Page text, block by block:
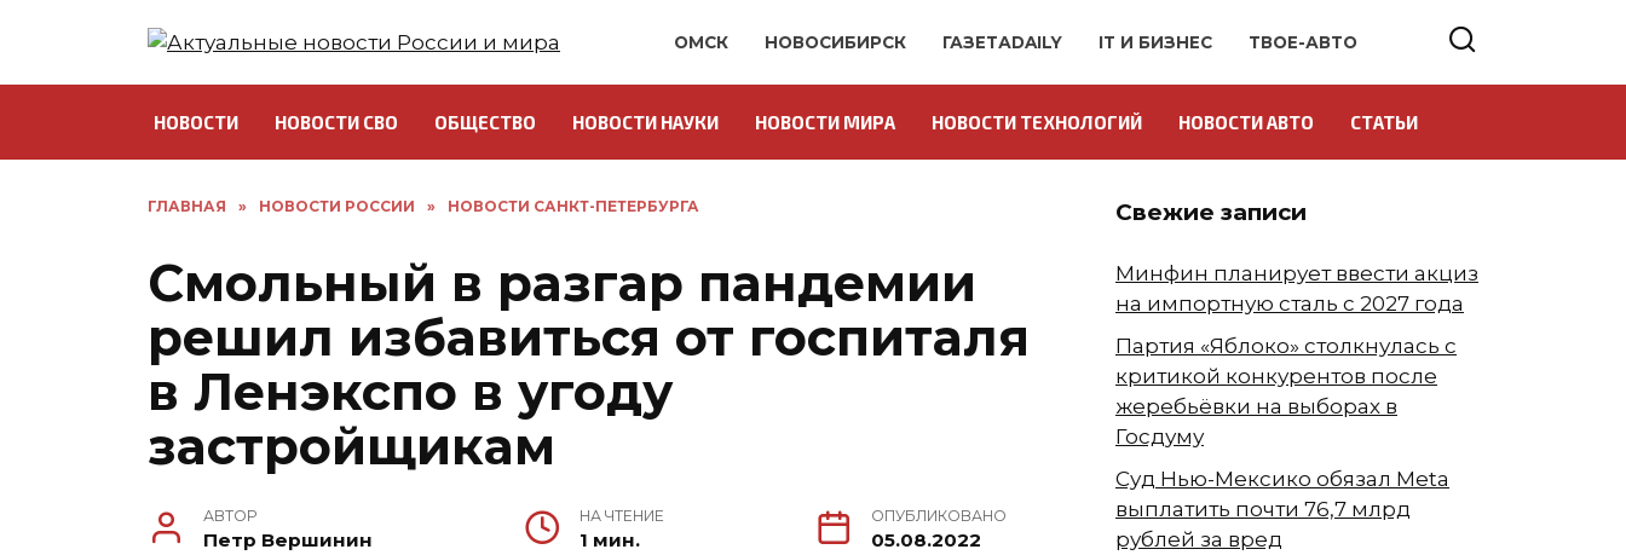
ОМСК НОВОСИБИРСК ГАЗЕТАDAILY IT И БИЗНЕС ТВОЕ-АВТО
НОВОСТИ НОВОСТИ СВО ОБЩЕСТВО НОВОСТИ НАУКИ НОВОСТИ МИРА НОВОСТИ ТЕХНОЛОГИЙ НОВОСТИ АВТО СТАТЬИ
ГЛАВНАЯ » НОВОСТИ РОССИИ » НОВОСТИ САНКТ-ПЕТЕРБУРГА
Смольный в разгар пандемии
решил избавиться от госпиталя
в Ленэкспо в угоду
застройщикам
АВТОР
Петр Вершинин
НА ЧТЕНИЕ
1 мин.
ОПУБЛИКОВАНО
05.08.2022
Свежие записи
Минфин планирует ввести акциз
на импортную сталь с 2027 года
Партия «Яблоко» столкнулась с
критикой конкурентов после
жеребьёвки на выборах в
Госдуму
Суд Нью-Мексико обязал Meta
выплатить почти 76,7 млрд
рублей за вред